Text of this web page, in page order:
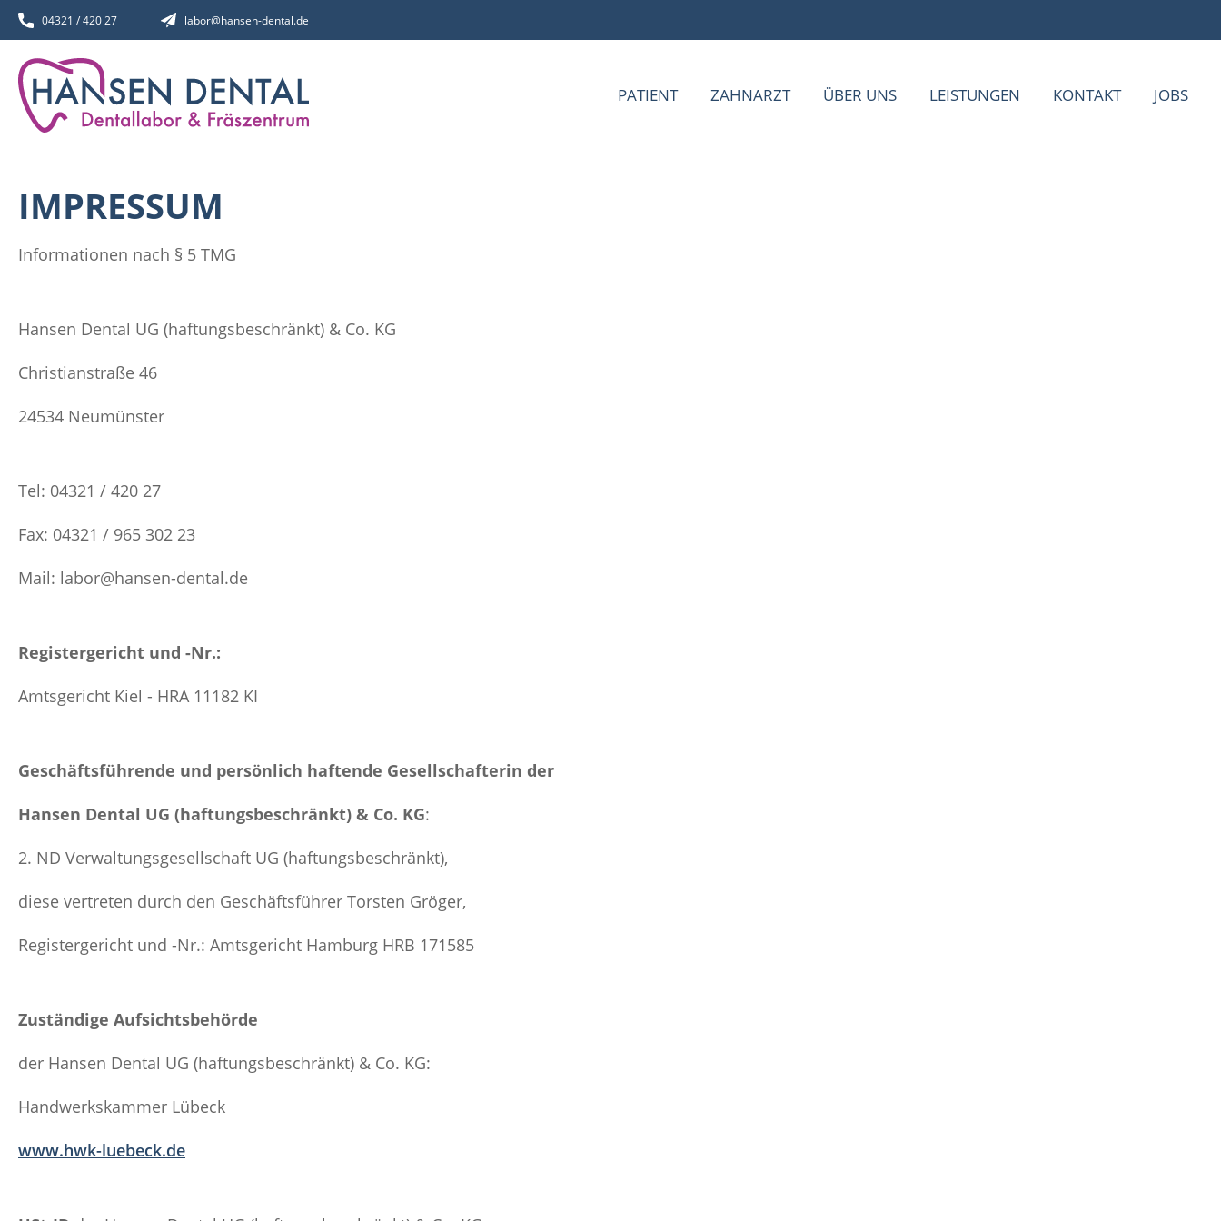
04321 / 420 27 labor@hansen-dental.de
PATIENT ZAHNARZT ÜBER UNS LEISTUNGEN KONTAKT JOBS
IMPRESSUM
Informationen nach § 5 TMG
Hansen Dental UG (haftungsbeschränkt) & Co. KG
Christianstraße 46
24534 Neumünster
Tel: 04321 / 420 27
Fax: 04321 / 965 302 23
Mail: labor@hansen-dental.de
Registergericht und -Nr.:
Amtsgericht Kiel - HRA 11182 KI
Geschäftsführende und persönlich haftende Gesellschafterin der
Hansen Dental UG (haftungsbeschränkt) & Co. KG:
2. ND Verwaltungsgesellschaft UG (haftungsbeschränkt),
diese vertreten durch den Geschäftsführer Torsten Gröger,
Registergericht und -Nr.: Amtsgericht Hamburg HRB 171585
Zuständige Aufsichtsbehörde
der Hansen Dental UG (haftungsbeschränkt) & Co. KG:
Handwerkskammer Lübeck
www.hwk-luebeck.de